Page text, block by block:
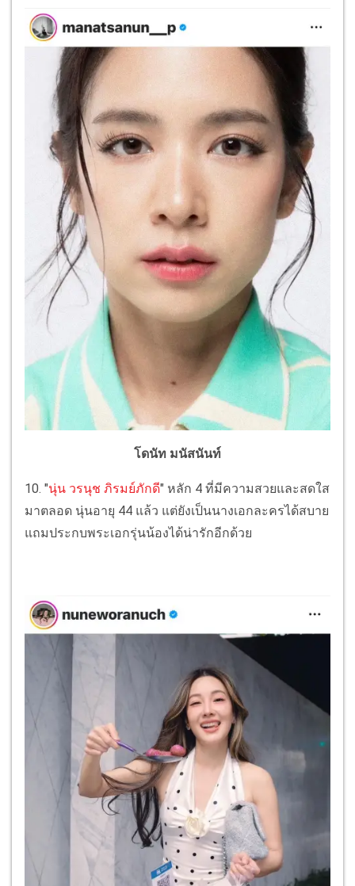
โดนัท มนัสนันท์
10. "นุ่น วรนุช ภิรมย์ภักดี" หลัก 4 ที่มีความสวยและสดใส
มาตลอด นุ่นอายุ 44 แล้ว แต่ยังเป็นนางเอกละครได้สบาย
แถมประกบพระเอกรุ่นน้องได้น่ารักอีกด้วย